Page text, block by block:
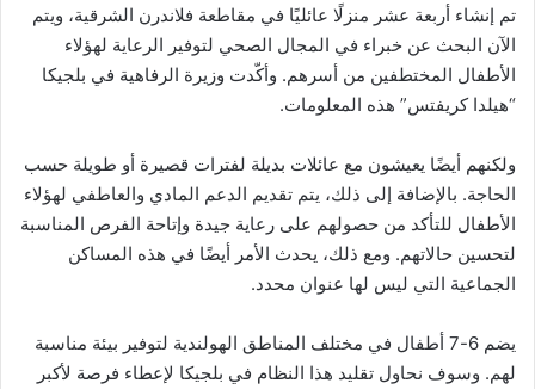
تم إنشاء أربعة عشر منزلًا عائليًا في مقاطعة فلاندرن الشرقية، ويتم
الآن البحث عن خبراء في المجال الصحي لتوفير الرعاية لهؤلاء
الأطفال المختطفين من أسرهم. وأكّدت وزيرة الرفاهية في بلجيكا
“هيلدا كريفتس” هذه المعلومات.
ولكنهم أيضًا يعيشون مع عائلات بديلة لفترات قصيرة أو طويلة حسب
الحاجة. بالإضافة إلى ذلك، يتم تقديم الدعم المادي والعاطفي لهؤلاء
الأطفال للتأكد من حصولهم على رعاية جيدة وإتاحة الفرص المناسبة
لتحسين حالاتهم. ومع ذلك، يحدث الأمر أيضًا في هذه المساكن
الجماعية التي ليس لها عنوان محدد.
يضم 6-7 أطفال في مختلف المناطق الهولندية لتوفير بيئة مناسبة
لهم. وسوف نحاول تقليد هذا النظام في بلجيكا لإعطاء فرصة لأكبر